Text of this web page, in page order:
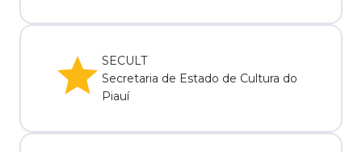
SECULT
Secretaria de Estado de Cultura do
Piauí